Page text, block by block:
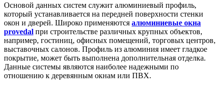
Основой данных систем служит алюминиевый профиль,
который устанавливается на передней поверхности стенки
окон и дверей. Широко применяются алюминиевые окна
provedal при строительстве различных крупных объектов,
например, гостиниц, офисных помещений, торговых центров,
выставочных салонов. Профиль из алюминия имеет гладкое
покрытие, может быть выполнена дополнительная отделка.
Данные системы являются наиболее надежными по
отношению к деревянным окнам или ПВХ.